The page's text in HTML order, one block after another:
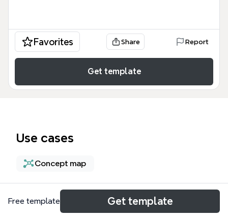
Favorites Share Report
Get template
Use cases
Concept map
About
Free template Get template